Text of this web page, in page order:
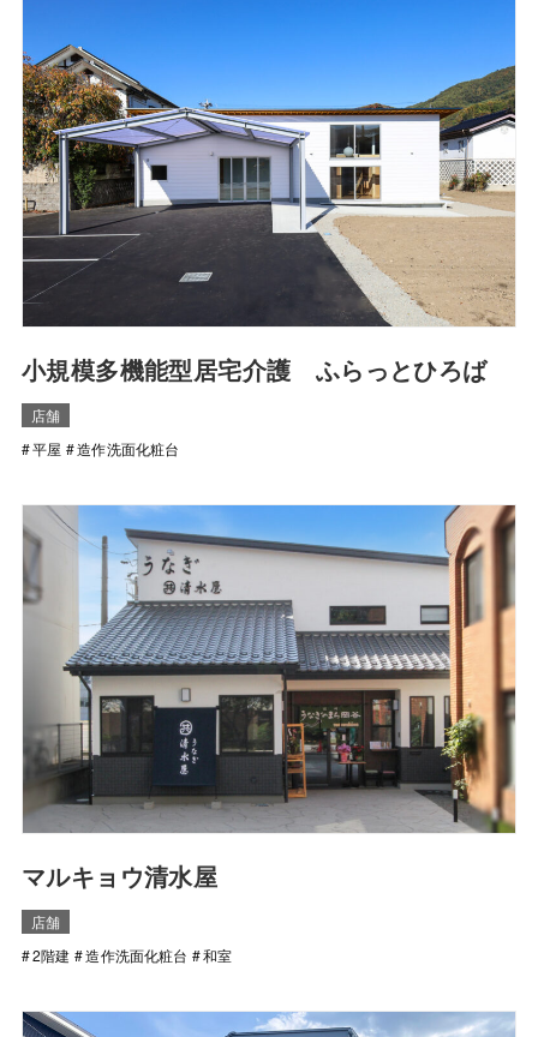
⼩規模多機能型居宅介護 ふらっとひろば
店舗
平屋
造作洗面化粧台
マルキョウ清水屋
店舗
2階建
造作洗面化粧台 和室